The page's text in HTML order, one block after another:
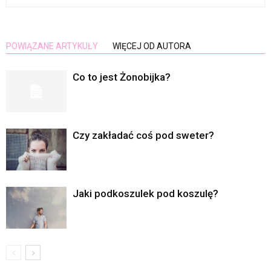
POWIĄZANE ARTYKUŁY WIĘCEJ OD AUTORA
Co to jest Żonobijka?
Czy zakładać coś pod sweter?
Jaki podkoszulek pod koszulę?